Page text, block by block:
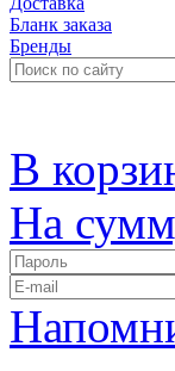
Бланк заказа
Бренды
В
На